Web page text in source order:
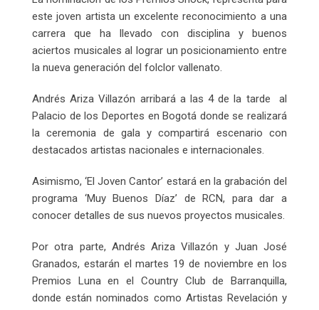
este joven artista un excelente reconocimiento a una
carrera que ha llevado con disciplina y buenos
aciertos musicales al lograr un posicionamiento entre
la nueva generación del folclor vallenato.
Andrés Ariza Villazón arribará a las 4 de la tarde al
Palacio de los Deportes en Bogotá donde se realizará
la ceremonia de gala y compartirá escenario con
destacados artistas nacionales e internacionales.
Asimismo, ‘El Joven Cantor’ estará en la grabación del
programa ‘Muy Buenos Díaz’ de RCN, para dar a
conocer detalles de sus nuevos proyectos musicales.
Por otra parte, Andrés Ariza Villazón y Juan José
Granados, estarán el martes 19 de noviembre en los
Premios Luna en el Country Club de Barranquilla,
donde están nominados como Artistas Revelación y